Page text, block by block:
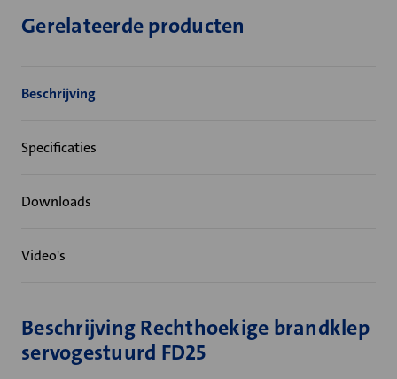
Gerelateerde producten
Beschrijving
Specificaties
Downloads
Video's
Beschrijving Rechthoekige brandklep
servogestuurd FD25